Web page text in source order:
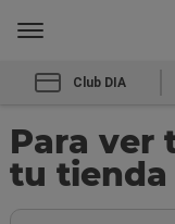
Club DIA
Para ver
tu tienda